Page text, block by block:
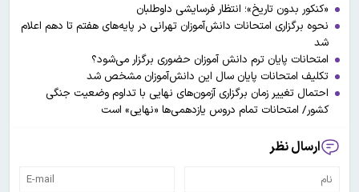
«کنکور بدون‌ تاریخ»؛ انتظار فرسایشی داوطلبان
نحوه برگزاری امتحانات دانش‌آموزان تهرانی در پایه‌های هفتم تا دهم اعلام
شد
امتحانات پایان ترم دانش آموزان حضوری برگزار می‌شود؟
تکلیف امتحانات پایان سال این دانش‌آموزان مشخص شد
احتمال تغییر زمان برگزاری آزمون‌های نهایی با تداوم وضعیت جنگی
کشور/ امتحانات تمام دروس یازدهمی‌ها «نهایی» است
ارسال نظر